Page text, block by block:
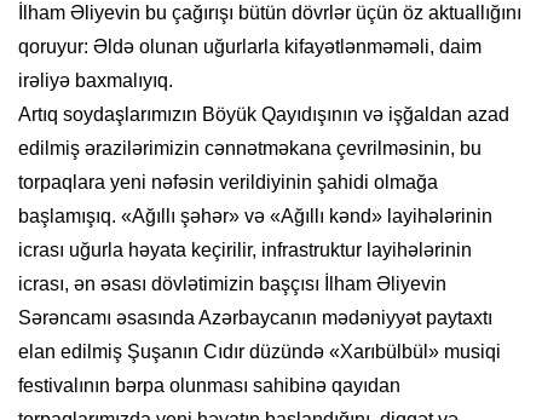
İlham Əliyevin bu çağırışı bütün dövrlər üçün öz aktuallığını
qoruyur: Əldə olunan uğurlarla kifayətlənməməli, daim
irəliyə baxmalıyıq.
Artıq soydaşlarımızın Böyük Qayıdışının və işğaldan azad
edilmiş ərazilərimizin cənnətməkana çevrilməsinin, bu
torpaqlara yeni nəfəsin verildiyinin şahidi olmağa
başlamışıq. «Ağıllı şəhər» və «Ağıllı kənd» layihələrinin
icrası uğurla həyata keçirilir, infrastruktur layihələrinin
icrası, ən əsası dövlətimizin başçısı İlham Əliyevin
Sərəncamı əsasında Azərbaycanın mədəniyyət paytaxtı
elan edilmiş Şuşanın Cıdır düzündə «Xarıbülbül» musiqi
festivalının bərpa olunması sahibinə qayıdan